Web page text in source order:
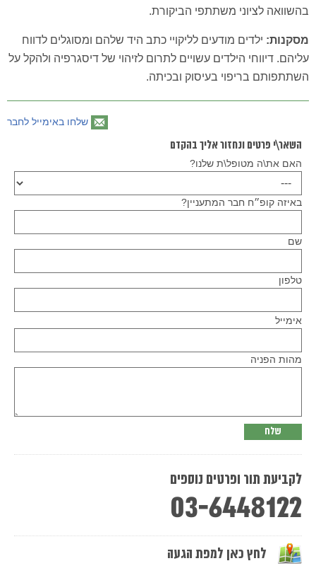
בהשוואה לציוני משתתפי הביקורת.
מסקנות: ילדים מודעים לליקויי כתב היד שלהם ומסוגלים לדווח
עליהם. דיווחי הילדים עשויים לתרום לזיהוי של דיסגרפיה ולהקל על
השתתפותם בריפוי בעיסוק ובכיתה.
שלחו באימייל לחבר
השאר\י פרטים ונחזור אליך בהקדם
האם את\ה מטופל\ת שלנו?
באיזה קופ״ח חבר המתעניין?
שם
טלפון
leave
אימייל
מהות הפניה
לקביעת תור ופרטים נוספים
03-6448122
לחץ כאן למפת הגעה